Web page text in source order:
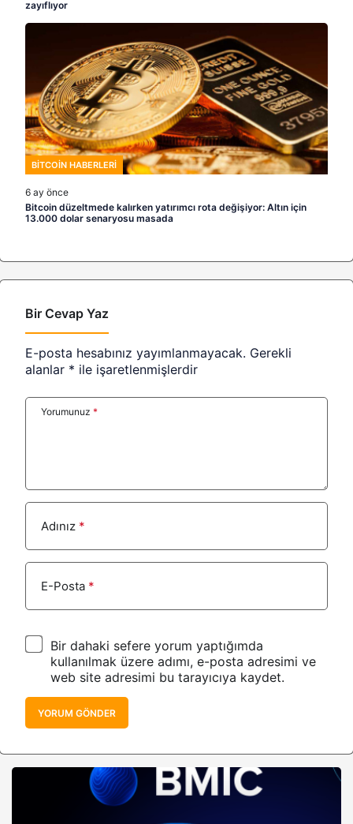
zayıflıyor
BITCOIN HABERLERI
6 ay önce
Bitcoin düzeltmede kalırken yatırımcı rota değişiyor: Altın için
13.000 dolar senaryosu masada
Bir Cevap Yaz
E-posta hesabınız yayımlanmayacak. Gerekli
alanlar * ile işaretlenmişlerdir
Yorumunuz *
Adınız *
E-Posta *
Bir dahaki sefere yorum yaptığımda
kullanılmak üzere adımı, e-posta adresimi ve
web site adresimi bu tarayıcıya kaydet.
YORUM GÖNDER